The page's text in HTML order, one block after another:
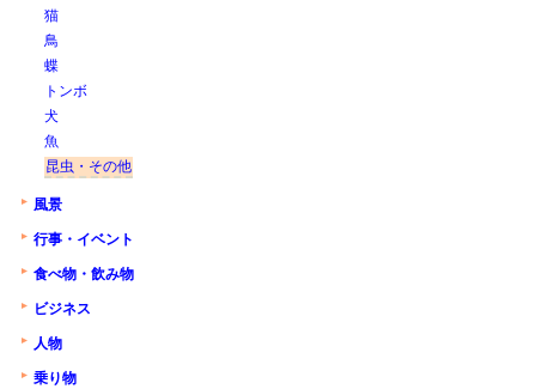
猫
鳥
蝶
トンボ
犬
魚
昆虫・その他
風景
行事・イベント
食べ物・飲み物
ビジネス
人物
乗り物